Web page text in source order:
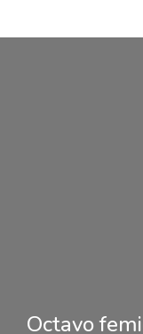
Octavo